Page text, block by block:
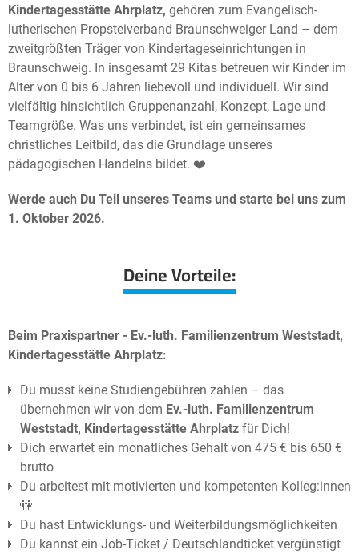
Kindertagesstätte Ahrplatz, gehören zum Evangelisch-
lutherischen Propsteiverband Braunschweiger Land – dem
zweitgrößten Träger von Kindertageseinrichtungen in
Braunschweig. In insgesamt 29 Kitas betreuen wir Kinder im
Alter von 0 bis 6 Jahren liebevoll und individuell. Wir sind
vielfältig hinsichtlich Gruppenanzahl, Konzept, Lage und
Teamgröße. Was uns verbindet, ist ein gemeinsames
christliches Leitbild, das die Grundlage unseres
pädagogischen Handelns bildet. ❤️
Werde auch Du Teil unseres Teams und starte bei uns zum
1. Oktober 2026.
Deine Vorteile:
Beim Praxispartner - Ev.-luth. Familienzentrum Weststadt,
Kindertagesstätte Ahrplatz:
Du musst keine Studiengebühren zahlen – das
übernehmen wir von dem Ev.-luth. Familienzentrum
Weststadt, Kindertagesstätte Ahrplatz für Dich!
Dich erwartet ein monatliches Gehalt von 475 € bis 650 €
brutto
Du arbeitest mit motivierten und kompetenten Kolleg:innen
👫
Du hast Entwicklungs- und Weiterbildungsmöglichkeiten
Du kannst ein Job-Ticket / Deutschlandticket vergünstigt